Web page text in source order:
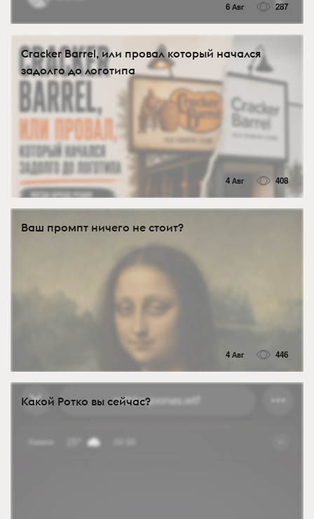
6 Авг 287
Cracker Barrel, или провал который начался
задолго до логотипа
4 Авг 408
Ваш промпт ничего не стоит?
4 Авг 446
Какой Ротко вы сейчас?